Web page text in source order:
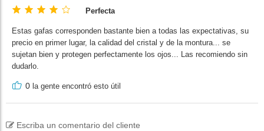
Perfecta
Estas gafas corresponden bastante bien a todas las expectativas, su
precio en primer lugar, la calidad del cristal y de la montura... se
sujetan bien y protegen perfectamente los ojos... Las recomiendo sin
dudarlo.
0 la gente encontró esto útil
Escriba un comentario del cliente